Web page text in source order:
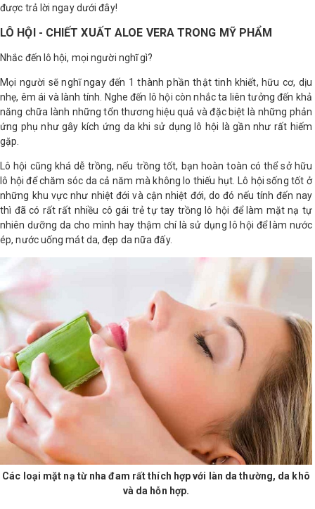
Shop All Brand A-
Z
được trả lời ngay dưới đây!
LÔ HỘI - CHIẾT XUẤT ALOE VERA TRONG MỸ PHẨM
Nhắc đến lô hội, mọi người nghĩ gì?
Mọi người sẽ nghĩ ngay đến 1 thành phần thật tinh khiết, hữu cơ, dịu
nhẹ, êm ái và lành tính. Nghe đến lô hội còn nhắc ta liên tưởng đến khả
năng chữa lành những tổn thương hiệu quả và đặc biệt là những phản
ứng phụ như gây kích ứng da khi sử dụng lô hội là gần như rất hiếm
gặp.
Lô hội cũng khá dễ trồng, nếu trồng tốt, bạn hoàn toàn có thể sở hữu
lô hội để chăm sóc da cả năm mà không lo thiếu hụt. Lô hội sống tốt ở
những khu vực như nhiệt đới và cận nhiệt đới, do đó nếu tính đến nay
thì đã có rất rất nhiều cô gái trẻ tự tay trồng lô hội để làm mặt nạ tự
nhiên dưỡng da cho mình hay thậm chí là sử dụng lô hội để làm nước
ép, nước uống mát da, đẹp da nữa đấy.
Các loại mặt nạ từ nha đam rất thích hợp với làn da thường, da khô
và da hỗn hợp.